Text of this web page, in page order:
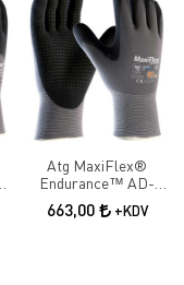
Atg MaxiFlex®
Endurance™ AD-
APT 42-844 Palm İş
Eldiveni
663,00 +KDV